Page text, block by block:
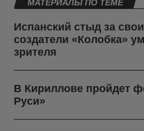
МАТЕРИАЛЫ ПО ТЕМЕ
Испанский стыд за
создатели «Колобка»
зрителя
В Кириллове пройдет
Руси»